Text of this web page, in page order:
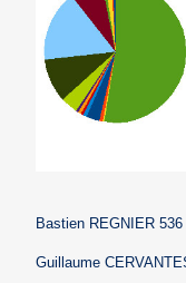
Bastien REGNIER 536
Guillaume